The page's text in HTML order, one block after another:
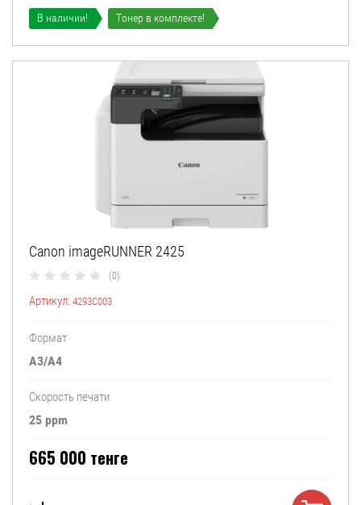
В наличии! Тонер в комплекте!
Canon imageRUNNER 2425
(0)
Артикул: 4293C003
Формат
А3/A4
Скорость печати
25 ppm
665 000 тенге